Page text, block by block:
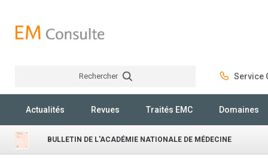
Rechercher Service
Actualités Revues Traités EMC Domaines
BULLETIN DE L'ACADÉMIE NATIONALE DE MÉDECINE